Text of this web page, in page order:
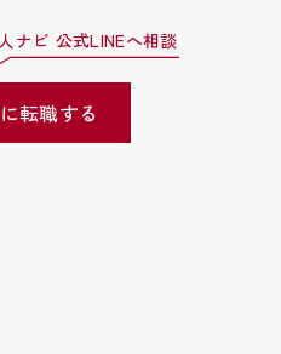
ナビ 公式LINEへ相談
転職する